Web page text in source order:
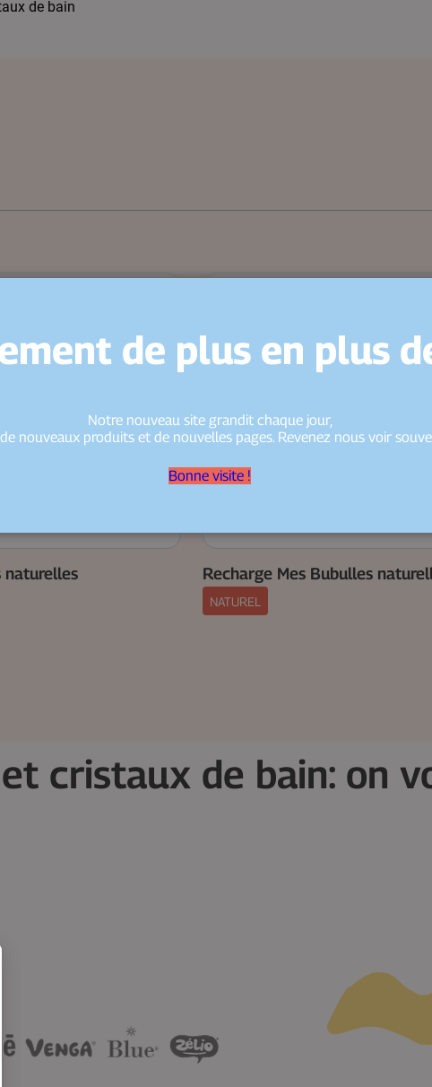
de bain
naturelles Recharge Mes Bubulles
NATUREL
cristaux de bain: on
de plus en plus
Notre nouveau site grandit chaque jour,
nouveaux produits et de nouvelles pages. Revenez nous voir
Bonne visite !